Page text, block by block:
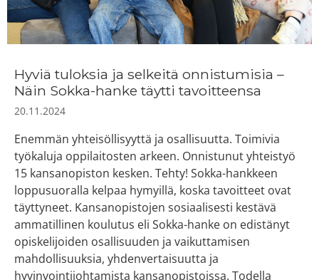
Hyviä tuloksia ja selkeitä onnistumisia –
Näin Sokka-hanke täytti tavoitteensa
20.11.2024
Enemmän yhteisöllisyyttä ja osallisuutta. Toimivia
työkaluja oppilaitosten arkeen. Onnistunut yhteistyö
15 kansanopiston kesken. Tehty! Sokka-hankkeen
loppusuoralla kelpaa hymyillä, koska tavoitteet ovat
täyttyneet. Kansanopistojen sosiaalisesti kestävä
ammatillinen koulutus eli Sokka-hanke on edistänyt
opiskelijoiden osallisuuden ja vaikuttamisen
mahdollisuuksia, yhdenvertaisuutta ja
hyvinvointijohtamista kansanopistoissa. Todella